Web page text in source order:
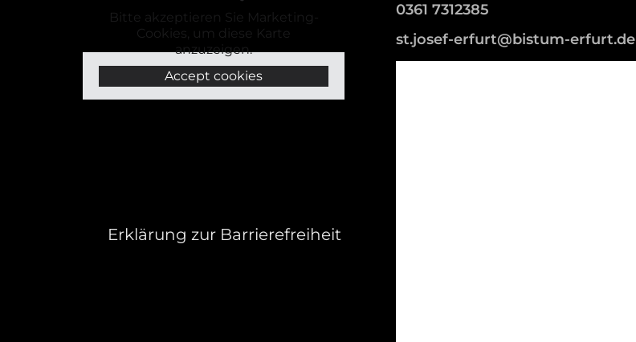
Bitte akzeptieren Sie Marketing-
Cookies, um diese Karte
anzuzeigen.
Accept cookies
Erklärung zur Barrierefreiheit
0361 7312385
st.josef-erfurt@bistum-erfurt.de